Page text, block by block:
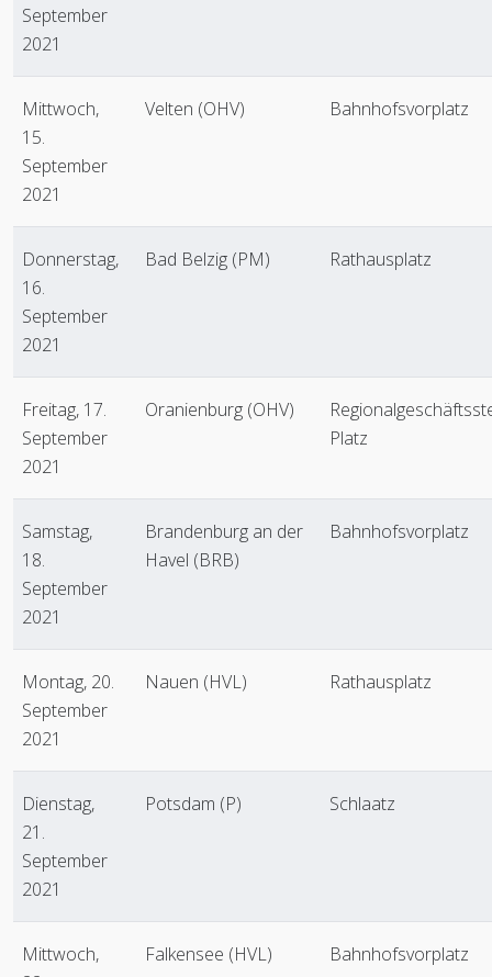
September
2021
Mittwoch,
15.
September
2021
Velten (OHV) Bahnhofsvorplatz
Donnerstag,
16.
September
2021
Bad Belzig (PM) Rathausplatz
Freitag, 17.
September
2021
Oranienburg (OHV)
Platz
Samstag,
18.
September
2021
Brandenburg an der
Havel (BRB)
Bahnhofsvorplatz
Montag, 20.
September
2021
Nauen (HVL) Rathausplatz
Dienstag,
21.
September
2021
Potsdam (P) Schlaatz
Mittwoch,
Falkensee (HVL) Bahnhofsvorplatz